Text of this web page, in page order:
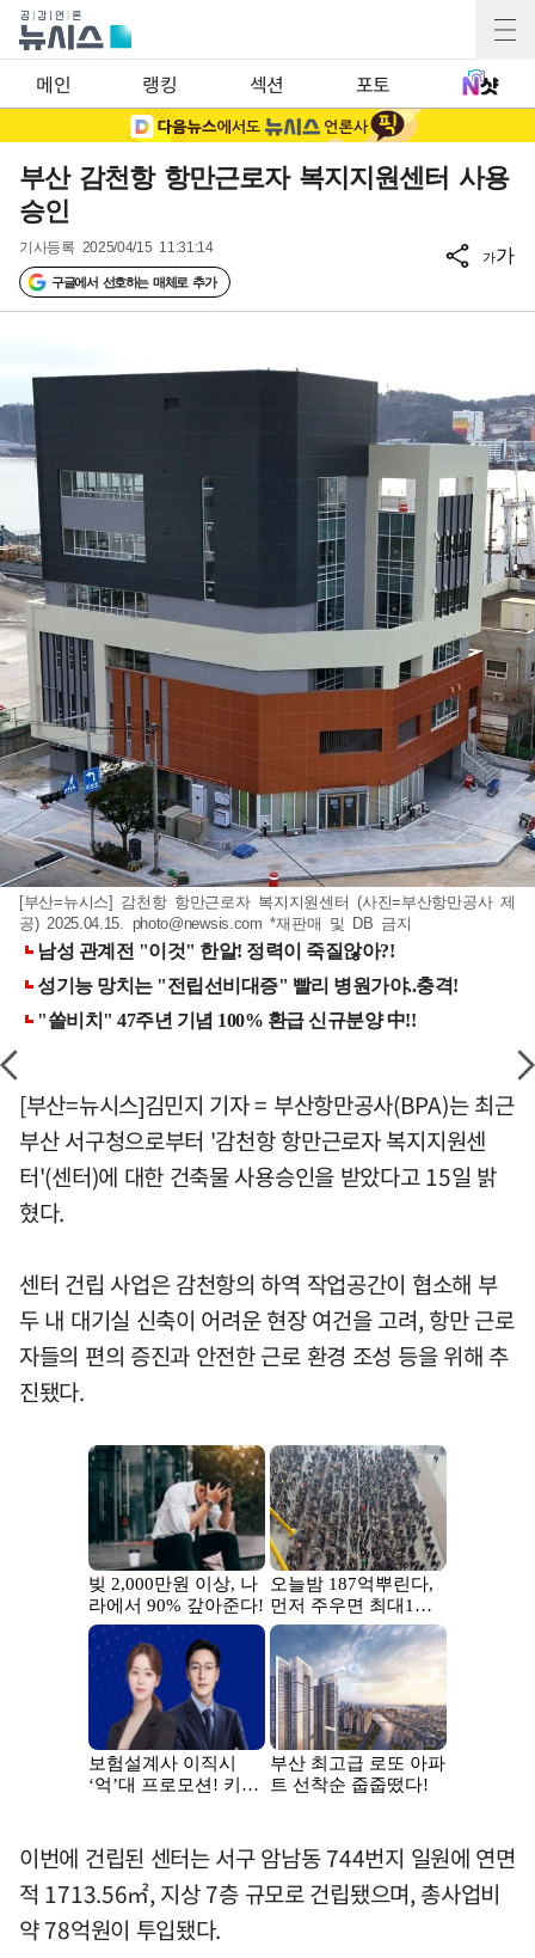
메인 랭킹 섹션 포토
부산 감천항 항만근로자 복지지원센터 사용
승인
기사등록 2025/04/15 11:31:14
구글에서 선호하는 매체로 추가
가가
[부산=뉴시스] 감천항 항만근로자 복지지원센터 (사진=부산항만공사 제
공) 2025.04.15. photo@newsis.com *재판매 및 DB 금지
[부산=뉴시스]김민지 기자 = 부산항만공사(BPA)는 최근
부산 서구청으로부터 '감천항 항만근로자 복지지원센
터'(센터)에 대한 건축물 사용승인을 받았다고 15일 밝
혔다.
센터 건립 사업은 감천항의 하역 작업공간이 협소해 부
두 내 대기실 신축이 어려운 현장 여건을 고려, 항만 근로
자들의 편의 증진과 안전한 근로 환경 조성 등을 위해 추
진됐다.
이번에 건립된 센터는 서구 암남동 744번지 일원에 연면
적 1713.56㎡, 지상 7층 규모로 건립됐으며, 총사업비
약 78억원이 투입됐다.